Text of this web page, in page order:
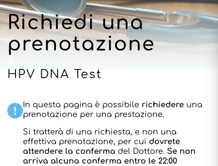
Richiedi una
prenotazione
HPV DNA Test
In questa pagina è possibile richiedere una
prenotazione per una prestazione.
Si tratterà di una richiesta, e non una
effettiva prenotazione, per cui dovrete
attendere la conferma del Dottore. Se non
arriva alcuna conferma entro le 22:00